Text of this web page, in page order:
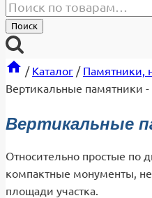
Поиск
/ Каталог / Памятники,
Вертикальные памятники -
Вертикальные
Относительно простые по
компактные монументы,
площади участка.